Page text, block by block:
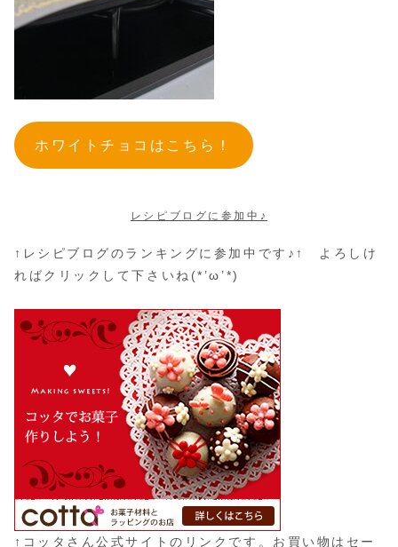
ホワイトチョコはこちら！
レシピブログに参加中♪
↑レシピブログのランキングに参加中です♪↑ よろしけ
ればクリックして下さいね(*’ω’*)
↑コッタさん公式サイトのリンクです。お買い物はセー